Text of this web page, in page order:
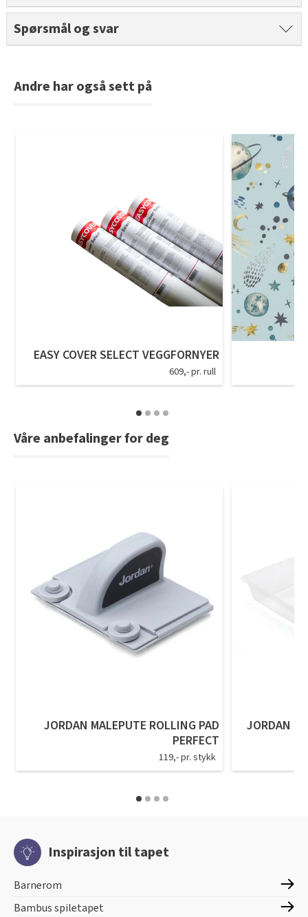
Bli inspirert av nye fargepaletter fra Årets Farge 2026!
Tarkett Shade Eik Soft Beige Parkett
Spørsmål og svar
Andre har også sett på
EASY COVER SELECT VEGGFORNYER
609,- pr. rull
Våre anbefalinger for deg
JORDAN MALEPUTE ROLLING PAD
PERFECT
119,- pr. stykk
JORDAN
Inspirasjon til tapet
Barnerom
Bambus spiletapet